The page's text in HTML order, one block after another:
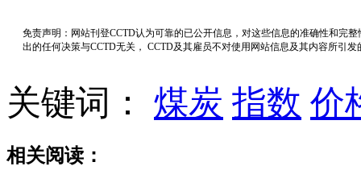
免责声明：网站刊登CCTD认为可靠的已公开信息，对这些信息的准确性和完
出的任何决策与CCTD无关， CCTD及其雇员不对使用网站信息及其内容所引
关键词： 煤炭 指数 价
相关阅读：